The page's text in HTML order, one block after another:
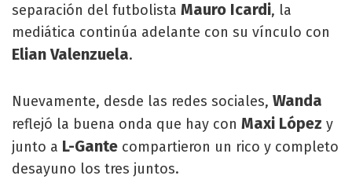
separación del futbolista Mauro Icardi, la
mediática continúa adelante con su vínculo con
Elian Valenzuela.
Nuevamente, desde las redes sociales, Wanda
reflejó la buena onda que hay con Maxi López y
junto a L-Gante compartieron un rico y completo
desayuno los tres juntos.